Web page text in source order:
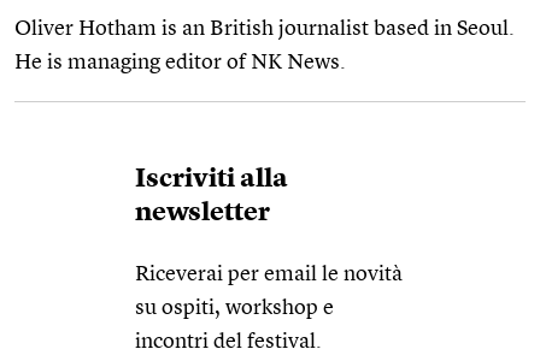
Oliver Hotham is an British journalist based in Seoul.
He is managing editor of NK News.
Iscriviti alla
newsletter
Riceverai per email le novità
su ospiti, workshop e
incontri del festival.